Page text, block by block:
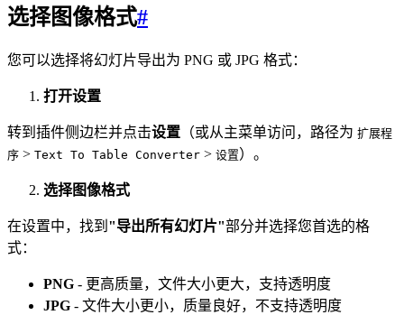
选择图像格式#
您可以选择将幻灯片导出为 PNG 或 JPG 格式：
打开设置
转到插件侧边栏并点击设置 （或从主菜单访问，路径为 扩展程
序 > Text To Table Converter > 设置）。
选择图像格式
在设置中，找到 "导出所有幻灯片"部分并选择您首选的格
式：
PNG - 更高质量，文件大小更大，支持透明度
JPG - 文件大小更小，质量良好，不支持透明度